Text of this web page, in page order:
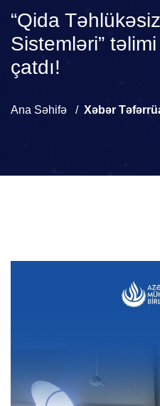
“Qida
Sistemləri”
çatdı!
Ana Səhifə Xəbər